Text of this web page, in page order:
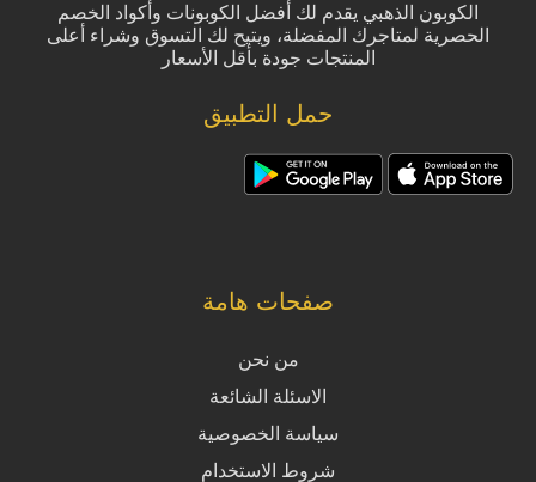
الكوبون الذهبي يقدم لك أفضل الكوبونات وأكواد الخصم
الحصرية لمتاجرك المفضلة، ويتيح لك التسوق وشراء أعلى
المنتجات جودة بأقل الأسعار
حمل التطبيق
صفحات هامة
من نحن
الاسئلة الشائعة
سياسة الخصوصية
شروط الاستخدام